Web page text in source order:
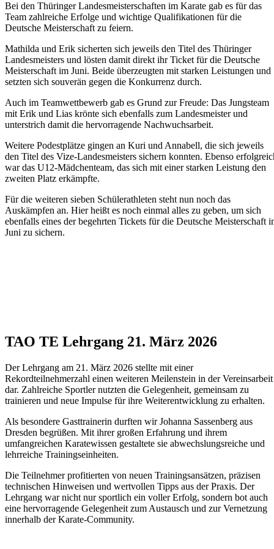
Bei den Thüringer Landesmeisterschaften im Karate gab es für das
Team zahlreiche Erfolge und wichtige Qualifikationen für die
Deutsche Meisterschaft zu feiern.
Mathilda und Erik sicherten sich jeweils den Titel des Thüringer
Landesmeisters und lösten damit direkt ihr Ticket für die Deutsche
Meisterschaft im Juni. Beide überzeugten mit starken Leistungen und
setzten sich souverän gegen die Konkurrenz durch.
Auch im Teamwettbewerb gab es Grund zur Freude: Das Jungsteam
mit Erik und Lias krönte sich ebenfalls zum Landesmeister und
unterstrich damit die hervorragende Nachwuchsarbeit.
Weitere Podestplätze gingen an Kuri und Annabell, die sich jeweils
den Titel des Vize-Landesmeisters sichern konnten. Ebenso
war das U12-Mädchenteam, das sich mit einer starken Leistung den
zweiten Platz erkämpfte.
Für die weiteren sieben Schülerathleten steht nun noch das
Auskämpfen an. Hier heißt es noch einmal alles zu geben, um sich
ebenfalls eines der begehrten Tickets für die Deutsche Meisterschaft
Juni zu sichern.
TAO TE Lehrgang 21. März 2026
Der Lehrgang am 21. März 2026 stellte mit einer
Rekordteilnehmerzahl einen weiteren Meilenstein in der Vereinsarbeit
dar. Zahlreiche Sportler nutzten die Gelegenheit, gemeinsam zu
trainieren und neue Impulse für ihre Weiterentwicklung zu erhalten.
Als besondere Gasttrainerin durften wir Johanna Sassenberg aus
Dresden begrüßen. Mit ihrer großen Erfahrung und ihrem
umfangreichen Karatewissen gestaltete sie abwechslungsreiche und
lehrreiche Trainingseinheiten.
Die Teilnehmer profitierten von neuen Trainingsansätzen, präzisen
technischen Hinweisen und wertvollen Tipps aus der Praxis. Der
Lehrgang war nicht nur sportlich ein voller Erfolg, sondern bot auch
eine hervorragende Gelegenheit zum Austausch und zur Vernetzung
innerhalb der Karate-Community.